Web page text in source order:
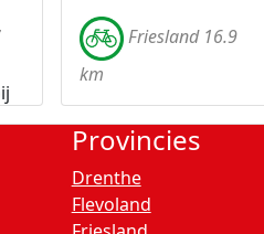
Friesland 16.9
km
Provincies
Drenthe
Flevoland